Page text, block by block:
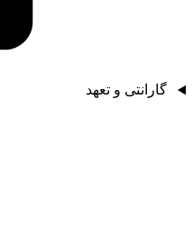
گارانتی و تعهد